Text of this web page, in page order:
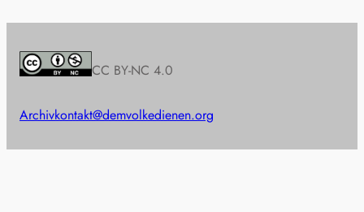
CC BY-NC 4.0
Archivkontakt@demvolkedienen.org